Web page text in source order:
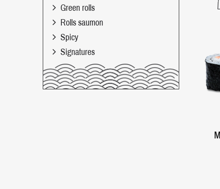
Green rolls
Rolls saumon
Spicy
Signatures